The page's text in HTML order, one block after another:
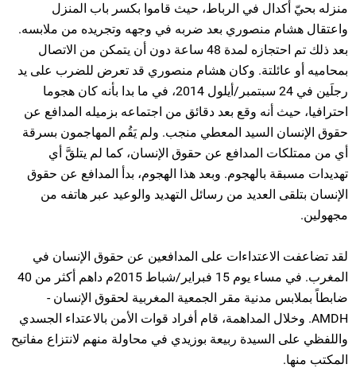
منزله بحيّ أكدال في الرباط، حيث قاموا بكسر باب المنزل
واعتقال هشام منصوري بعد ضربه في وجهه وتجريده من ملابسه.
بعد ذلك تم احتجازه لمدة 48 ساعة دون أن يتمكن من الاتصال
بمحاميه أو عائلتة. وكان هشام منصوري قد تعرض للضرب على يد
رجلَين في 24 سبتمبر/أيلول 2014، في ما بدا بأنه كان هجوما
احترافيا، حيث أنه وقع بعد دقائق من اجتماعه بزميله المدافع عن
حقوق الإنسان السيد المعطي منجب. ولم يَقُم المهاجمون بسرقة
أي من ممتلكات المدافع عن حقوق الإنسان، كما لم يتلقَّ أي
تهديدات مسبقة بالهجوم. وبعد هذا الهجوم، بدأ المدافع عن حقوق
الإنسان بتلقى العديد من رسائل التهديد والوعيد عبر هاتفه من
مجهولين.
لقد تضاعفت الاعتداءات على المدافعين عن حقوق الإنسان في
المغرب. في مساء يوم 15 فبراير/شباط 2015م داهم أكثر من 40
ضابطاً بملابس مدنية مقر الجمعية المغربية لحقوق الإنسان -
AMDH. وخلال المداهمة، قام أفراد قوات الأمن بالاعتداء الجسدي
واللفظي على السيدة ربيعة بوزيدي في محاولة منهم لانتزاع مفاتيح
المكتب منها.